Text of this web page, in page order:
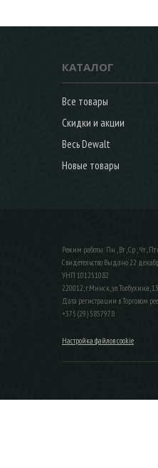
КАТАЛОГ
Все товары
Скидки и акции
Весь Dewalt
Новые товары
Режим работы: Пн , Вт , Ср , Чт ,
Свидетельство Выдано 22
УНП 101251082
220012, г.Минск, ул.Толбухина,
Дата регистрации в Торговом
+375 (29) 5857978
Настройка файлов cookie